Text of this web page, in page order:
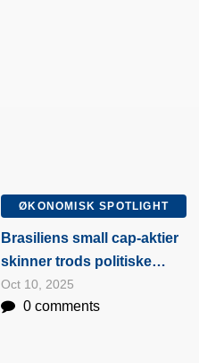
ØKONOMISK SPOTLIGHT
Brasiliens small cap-aktier
skinner trods politiske
risici
Oct 10, 2025
0 comments